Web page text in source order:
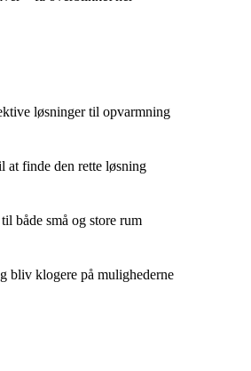
løsninger til opvarmning
at finde den rette løsning
både små og store rum
bliv klogere på mulighederne